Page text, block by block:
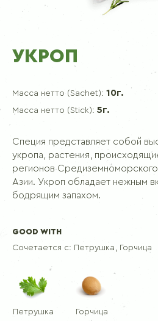
УКРОП
Масса нетто (Sachet): 10г.
Масса нетто (Stick): 5г.
Специя представляет собой
укропа, растения,
регионов
Азии. Укроп обладает нежным
бодрящим запахом.
GOOD WITH
Сочетается с: Петрушка, Горчица
Петрушка Горчица